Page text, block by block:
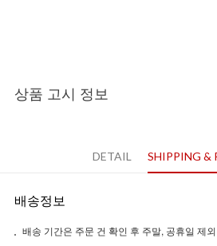
상품 고시 정보
DETAIL SHIPPING &
배송정보
배송 기간은 주문 건 확인 후 주말, 공휴일 제